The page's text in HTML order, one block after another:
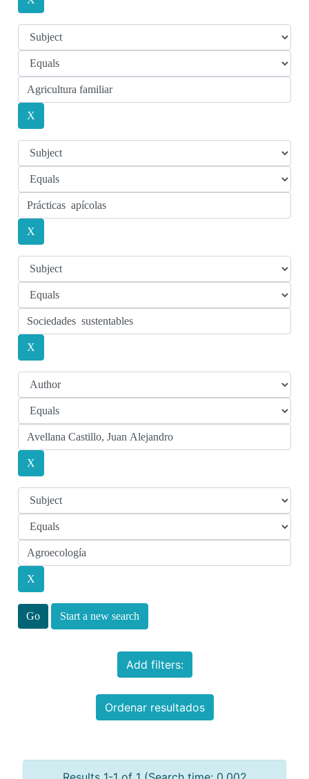
Start a new search
Add filters:
Ordenar resultados